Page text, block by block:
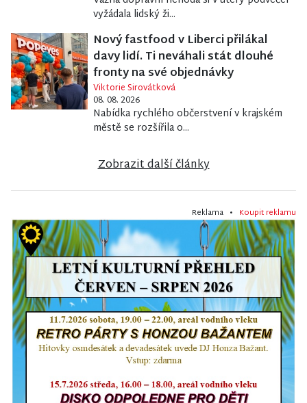
vyžádala lidský ži...
Nový fastfood v Liberci přilákal
davy lidí. Ti neváhali stát dlouhé
fronty na své objednávky
Viktorie Sirovátková
08. 08. 2026
Nabídka rychlého občerstvení v krajském
městě se rozšířila o...
Zobrazit další články
Reklama • Koupit reklamu